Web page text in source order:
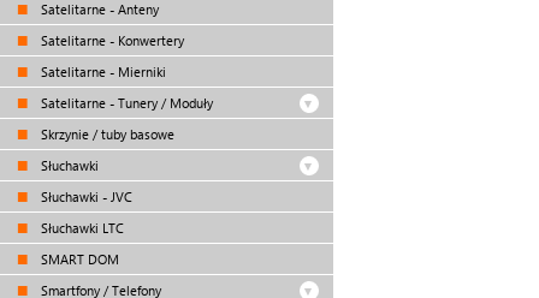
Satelitarne - Anteny
Satelitarne - Konwertery
Satelitarne - Mierniki
Satelitarne - Tunery / Moduły
Skrzynie / tuby basowe
Słuchawki
Słuchawki - JVC
Słuchawki LTC
SMART DOM
Smartfony / Telefony